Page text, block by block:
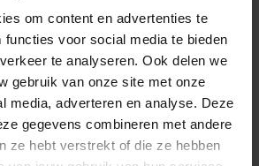
om content en advertenties te
functies voor social media te bieden
te analyseren. Ook delen we
gebruik van onze site met onze
media, adverteren en analyse. Deze
gegevens combineren met andere
ze hebt verstrekt of die ze hebben
Innovatie